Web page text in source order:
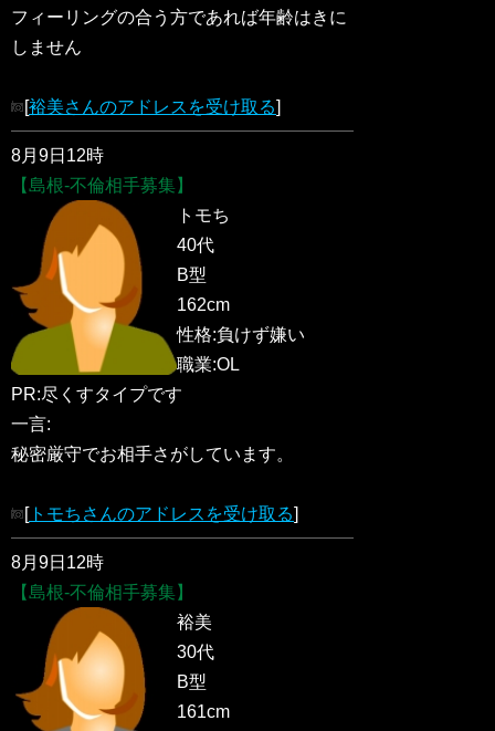
フィーリングの合う方であれば年齢はきに
しません
[裕美さんのアドレスを受け取る]
8月9日12時
【島根-不倫相手募集】
トモち
40代
B型
162cm
性格:負けず嫌い
職業:OL
PR:尽くすタイプです
一言:
秘密厳守でお相手さがしています。
[トモちさんのアドレスを受け取る]
8月9日12時
【島根-不倫相手募集】
裕美
30代
B型
161cm